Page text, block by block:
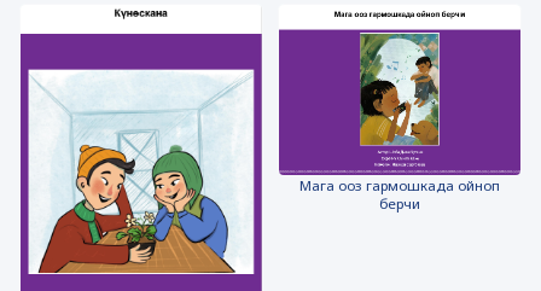
Мага ооз гармошкада ойноп
берчи